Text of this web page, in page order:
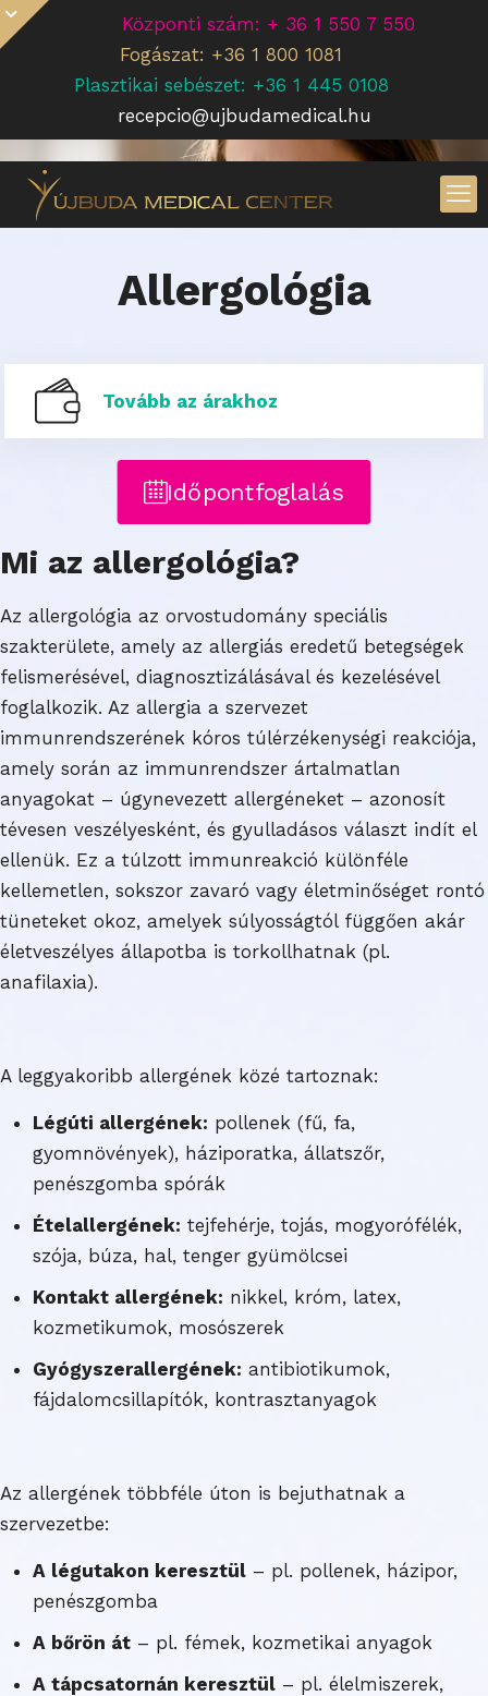
Központi szám: + 36 1 550 7 550
Fogászat: +36 1 800 1081
Plasztikai sebészet: +36 1 445 0108
recepcio@ujbudamedical.hu
Allergológia
Tovább az árakhoz
Időpontfoglalás
Mi az allergológia?
Az allergológia az orvostudomány speciális
szakterülete, amely az allergiás eredetű betegségek
felismerésével, diagnosztizálásával és kezelésével
foglalkozik. Az allergia a szervezet
immunrendszerének kóros túlérzékenységi reakciója,
amely során az immunrendszer ártalmatlan
anyagokat – úgynevezett allergéneket – azonosít
tévesen veszélyesként, és gyulladásos választ indít el
ellenük. Ez a túlzott immunreakció különféle
kellemetlen, sokszor zavaró vagy életminőséget rontó
tüneteket okoz, amelyek súlyosságtól függően akár
életveszélyes állapotba is torkollhatnak (pl.
anafilaxia).
A leggyakoribb allergének közé tartoznak:
Légúti allergének: pollenek (fű, fa,
gyomnövények), háziporatka, állatszőr,
penészgomba spórák
Ételallergének: tejfehérje, tojás, mogyorófélék,
szója, búza, hal, tenger gyümölcsei
Kontakt allergének: nikkel, króm, latex,
kozmetikumok, mosószerek
Gyógyszerallergének: antibiotikumok,
fájdalomcsillapítók, kontrasztanyagok
Az allergének többféle úton is bejuthatnak a
szervezetbe:
A légutakon keresztül – pl. pollenek, házipor,
penészgomba
A bőrön át – pl. fémek, kozmetikai anyagok
A tápcsatornán keresztül – pl. élelmiszerek,